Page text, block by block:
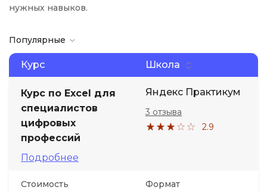
нужных навыков.
Популярные
Курс Школа
Курс по Excel для
специалистов
цифровых
профессий
Подробнее
Яндекс Практикум
2.9
3 отзыва
Стоимость Формат